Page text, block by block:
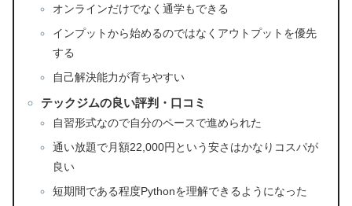
オンラインだけでなく通学もできる
インプットから始めるのではなくアウトプットを優先
する
自己解決能力が育ちやすい
テックジムの良い評判・口コミ
自習形式なので自分のペースで進められた
通い放題で月額22,000円という安さはかなりコスパが
良い
短期間である程度Pythonを理解できるようになった